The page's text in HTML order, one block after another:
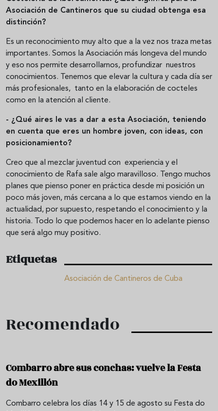
Asociación de Cantineros que su ciudad obtenga esa
distinción?
Es un reconocimiento muy alto que a la vez nos traza metas
importantes. Somos la Asociación más longeva del mundo
y eso nos permite desarrollarnos, profundizar nuestros
conocimientos. Tenemos que elevar la cultura y cada día ser
más profesionales, tanto en la elaboración de cocteles
como en la atención al cliente.
- ¿Qué aires le vas a dar a esta Asociación, teniendo
en cuenta que eres un hombre joven, con ideas, con
posicionamiento?
Creo que al mezclar juventud con experiencia y el
conocimiento de Rafa sale algo maravilloso. Tengo muchos
planes que pienso poner en práctica desde mi posición un
poco más joven, más cercana a lo que estamos viendo en la
actualidad, por supuesto, respetando el conocimiento y la
historia. Todo lo que podemos hacer en lo adelante pienso
que será algo muy positivo.
Etiquetas
Asociación de Cantineros de Cuba
Recomendado
Combarro abre sus conchas: vuelve la Festa
do Mexillón
Combarro celebra los días 14 y 15 de agosto su Festa do